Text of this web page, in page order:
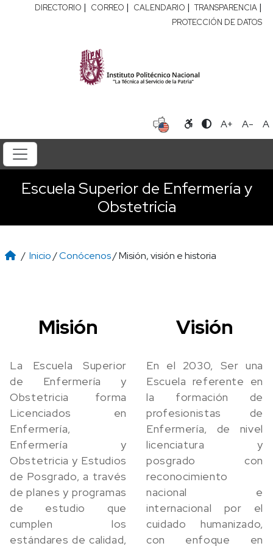
DIRECTORIO | CORREO | CALENDARIO | TRANSPARENCIA |
PROTECCIÓN DE DATOS
A+ A- A
Escuela Superior de Enfermería y
Obstetricia
/ Inicio/Conócenos/ Misión, visión e historia
Misión
La Escuela Superior
de Enfermería y
Obstetricia forma
Licenciados en
Enfermería,
Enfermería y
Obstetricia y Estudios
de Posgrado, a través
de planes y programas
de estudio que
cumplen los
estándares de calidad,
Visión
En el 2030, Ser una
Escuela referente en
la formación de
profesionistas de
Enfermería, de nivel
licenciatura y
posgrado con
reconocimiento
nacional e
internacional por el
cuidado humanizado,
con enfoque en